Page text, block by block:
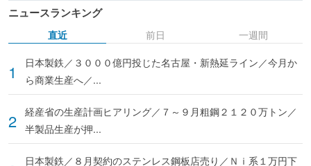
ニュースランキング
直近
日本製鉄／３０００億円投じた名古屋・新熱延ライン／今月か
ら商業生産へ／...
経産省の生産計画ヒアリング／７～９月粗鋼２１２０万トン／
半製品生産が押...
日本製鉄／８月契約のステンレス鋼板店売り／Ｎｉ系１万円下
前日 一週間